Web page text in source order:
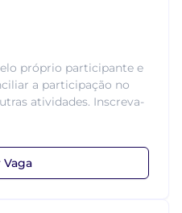
próprio participante e
a participação no
atividades. Inscreva-